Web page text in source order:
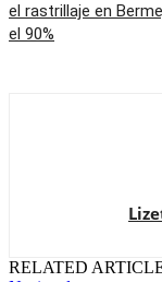
el rastrillaje en
el 90%
RELATED